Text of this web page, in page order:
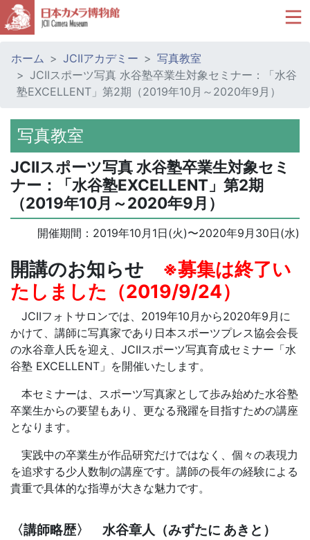
ホーム JCIIアカデミー
写真教室
JCIIスポーツ写真 水谷塾卒業生対象セミナー：「水谷
塾EXCELLENT」第2期（2019年10月～2020年9月）
写真教室
JCIIスポーツ写真 水谷塾卒業生対象セミ
ナー：「水谷塾EXCELLENT」第2期
（2019年10月～2020年9月）
開催期間： 2019年10月1日(火)〜2020年9月30日(水)
開講のお知らせ ※募集は終了い
たしました（2019/9/24）
JCIIフォトサロンでは、2019年10月から2020年9月に
かけて、講師に写真家であり日本スポーツプレス協会会長
の水谷章人氏を迎え、JCIIスポーツ写真育成セミナー「水
谷塾 EXCELLENT」を開催いたします。
本セミナーは、スポーツ写真家として歩み始めた水谷塾
卒業生からの要望もあり、更なる飛躍を目指すための講座
となります。
実践中の卒業生が作品研究だけではなく、個々の表現力
を追求する少人数制の講座です。講師の長年の経験による
貴重で具体的な指導が大きな魅力です。
〈講師略歴〉 水谷章人（みずたに あきと）